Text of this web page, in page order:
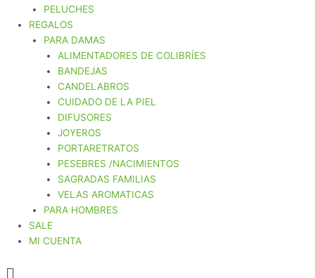
PELUCHES
REGALOS
PARA DAMAS
ALIMENTADORES DE COLIBRÍES
BANDEJAS
CANDELABROS
CUIDADO DE LA PIEL
DIFUSORES
JOYEROS
PORTARETRATOS
PESEBRES /NACIMIENTOS
SAGRADAS FAMILIAS
VELAS AROMATICAS
PARA HOMBRES
SALE
MI CUENTA
Menú